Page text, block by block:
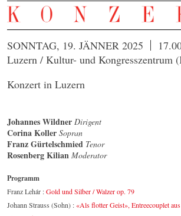
SONNTAG, 19. JÄNNER 2025
Luzern / Kultur- und Kongresszentrum
Konzert in Luzern
Johannes Wildner Dirigent
Corina Koller Sopran
Franz Gürtelschmied Tenor
Rosenberg Kilian Moderator
Programm
Franz Lehár :Gold und Silber / Walzer op. 79
Johann Strauss (Sohn) :«Als flotter Geist», Entreecouplet